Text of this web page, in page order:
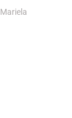
Mariela